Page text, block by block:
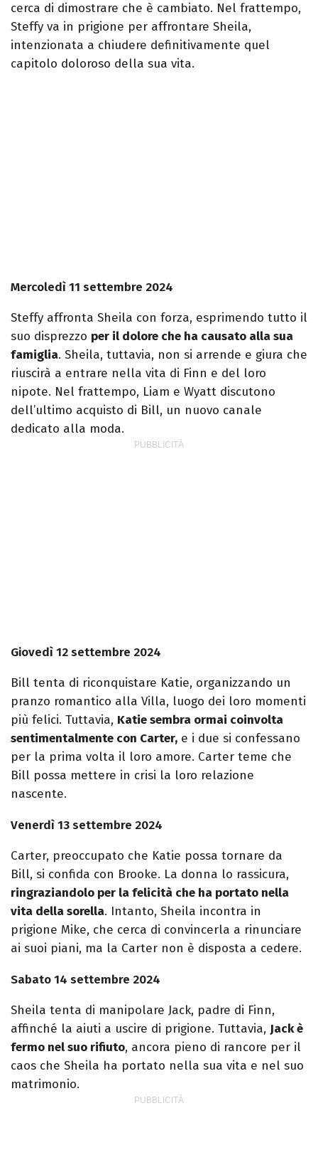
cerca di dimostrare che è cambiato. Nel frattempo,
Steffy va in prigione per affrontare Sheila,
intenzionata a chiudere definitivamente quel
capitolo doloroso della sua vita.
Mercoledì 11 settembre 2024
Steffy affronta Sheila con forza, esprimendo tutto il
suo disprezzo per il dolore che ha causato alla sua
famiglia. Sheila, tuttavia, non si arrende e giura che
riuscirà a entrare nella vita di Finn e del loro
nipote. Nel frattempo, Liam e Wyatt discutono
dell’ultimo acquisto di Bill, un nuovo canale
dedicato alla moda.
Giovedì 12 settembre 2024
Bill tenta di riconquistare Katie, organizzando un
pranzo romantico alla Villa, luogo dei loro momenti
più felici. Tuttavia, Katie sembra ormai coinvolta
sentimentalmente con Carter, e i due si confessano
per la prima volta il loro amore. Carter teme che
Bill possa mettere in crisi la loro relazione
nascente.
Venerdì 13 settembre 2024
Carter, preoccupato che Katie possa tornare da
Bill, si confida con Brooke. La donna lo rassicura,
ringraziandolo per la felicità che ha portato nella
vita della sorella. Intanto, Sheila incontra in
prigione Mike, che cerca di convincerla a rinunciare
ai suoi piani, ma la Carter non è disposta a cedere.
Sabato 14 settembre 2024
Sheila tenta di manipolare Jack, padre di Finn,
affinché la aiuti a uscire di prigione. Tuttavia, Jack è
fermo nel suo rifiuto, ancora pieno di rancore per il
caos che Sheila ha portato nella sua vita e nel suo
matrimonio.